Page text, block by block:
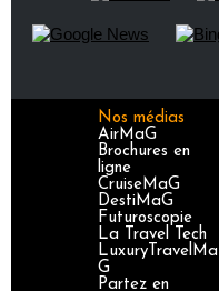
Nos médias
AirMaG
Brochures en
ligne
CruiseMaG
DestiMaG
Futuroscopie
La Travel Tech
LuxuryTravelMa
G
Partez en